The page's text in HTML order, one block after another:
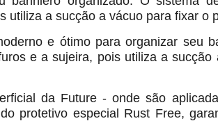
utiliza a sucção a vácuo para fixar o
e ótimo para organizar seu
e a sujeira, pois utiliza a
da Future - onde são
protetivo especial Rust Free,